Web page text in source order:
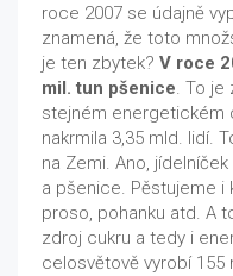
roce 2007 se údajně
znamená, že toto
je ten zbytek? V roce
mil. tun pšenice. To je
stejném energetickém
nakrmila 3,35 mld. lidí.
na Zemi. Ano,
a pšenice. Pěstujeme i
proso, pohanku atd. A
zdroj cukru a tedy i
celosvětově vyrobí 155